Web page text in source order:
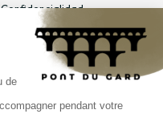
Confidencialidad
ESPACIOS DEDICADOS
Profesional del turismo &
Docente & Escolar